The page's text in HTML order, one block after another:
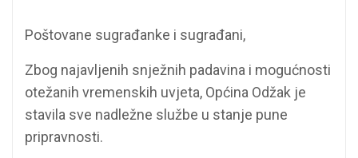
Poštovane sugrađanke i sugrađani,
Zbog najavljenih snježnih padavina i mogućnosti
otežanih vremenskih uvjeta, Općina Odžak je
stavila sve nadležne službe u stanje pune
pripravnosti.